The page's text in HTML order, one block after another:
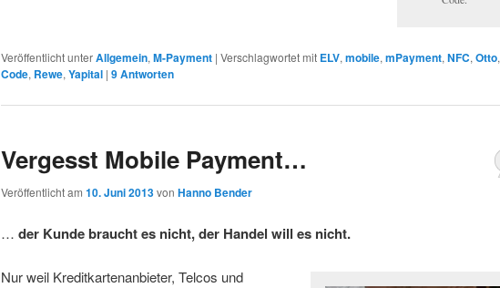
Veröffentlicht unterAllgemein, M-Payment | Verschlagwortet mit ELV, mobile, mPayment, NFC, Otto,
Code, Rewe, Yapital | 9Antworten
Vergesst Mobile Payment…
Veröffentlicht am 10. Juni 2013von Hanno Bender
… der Kunde braucht es nicht, der Handel will es nicht.
Nur weil Kreditkartenanbieter, Telcos und